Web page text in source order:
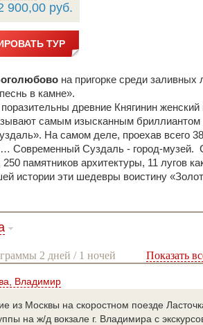
900,00 руб.
ТУР
на пригорке среди заливных
в камне».
древние Княгинин
самым изысканным
На самом деле, проехав всего
Современный Суздаль - город-музей.
памятников архитектуры, 11 лугов
истории эти шедевры воистину
2 дней / 1 ночей Показать
Владимир
из Москвы на скоростном поезде
на ж/д вокзале г. Владимира с